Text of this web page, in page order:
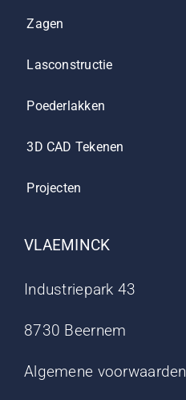
Zagen
Lasconstructie
Poederlakken
3D CAD Tekenen
Projecten
VLAEMINCK
Industriepark 43
8730 Beernem
Algemene voorwaarden